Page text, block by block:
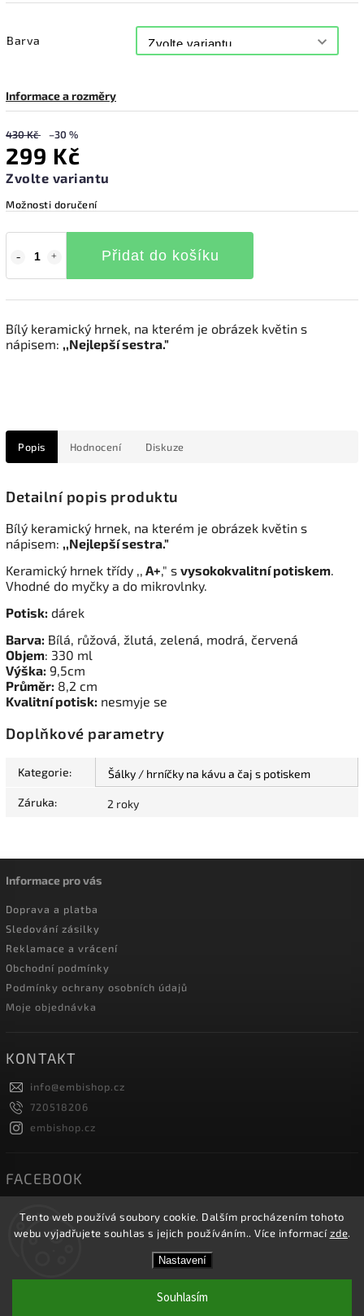
Tento web používá soubory cookie. Dalším procházením tohoto
webu vyjadřujete souhlas s jejich používáním.. Více informacízde.
Nastavení
Souhlasím
Barva
Informace a rozměry
430 Kč –30 %
299 Kč
Zvolte variantu
Možnosti doručení
Přidat do košíku
Bílý keramický hrnek, na kterém je obrázek květin s
nápisem: ,,Nejlepší sestra."
Popis Hodnocení Diskuze
Detailní popis produktu
Bílý keramický hrnek, na kterém je obrázek květin s
nápisem: ,,Nejlepší sestra."
Keramický hrnek třídy ,, A+," s vysokokvalitní potiskem.
Vhodné do myčky a do mikrovlnky.
Potisk: dárek
Barva: Bílá, růžová, žlutá, zelená, modrá, červená
Objem: 330 ml
Výška: 9,5cm
Průměr: 8,2 cm
Kvalitní potisk: nesmyje se
Doplňkové parametry
Kategorie: Šálky / hrníčky na kávu a čaj s potiskem
Záruka: 2 roky
Informace pro vás
Doprava a platba
Sledování zásilky
Reklamace a vrácení
Obchodní podmínky
Podmínky ochrany osobních údajů
Moje objednávka
KONTAKT
info@embishop.cz
720518206
embishop.cz
FACEBOOK
Embishop.cz. Všechna práva vyhrazena.
Shoptet| DesignShoptak.cz.